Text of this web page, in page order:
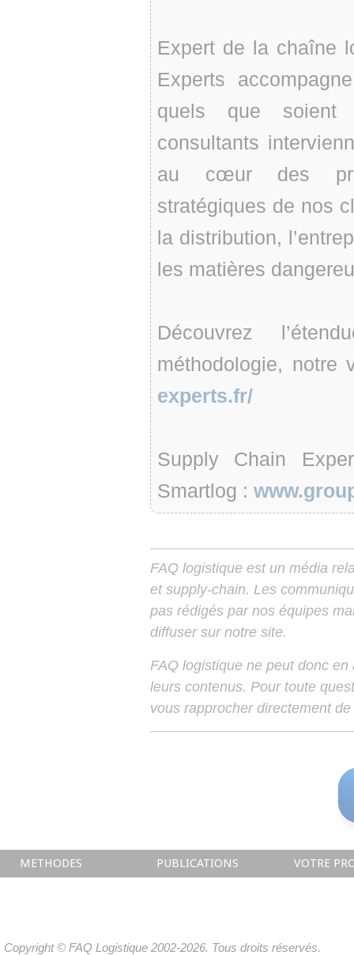
Expert de la chaîne
Experts
quels que soient
consultants
au cœur des
stratégiques de nos
la distribution,
les matières
Découvrez
méthodologie, notre
experts.fr/
Supply Chain
Smartlog :
FAQ logistique est un média
et supply-chain. Les
pas rédigés par nos équipes
diffuser sur notre site.
FAQ logistique ne peut donc
leurs contenus. Pour toute
vous rapprocher directement
METHODES PUBLICATIONS VOTRE
Copyright © FAQ Logistique 2002-2026. Tous droits réservés.